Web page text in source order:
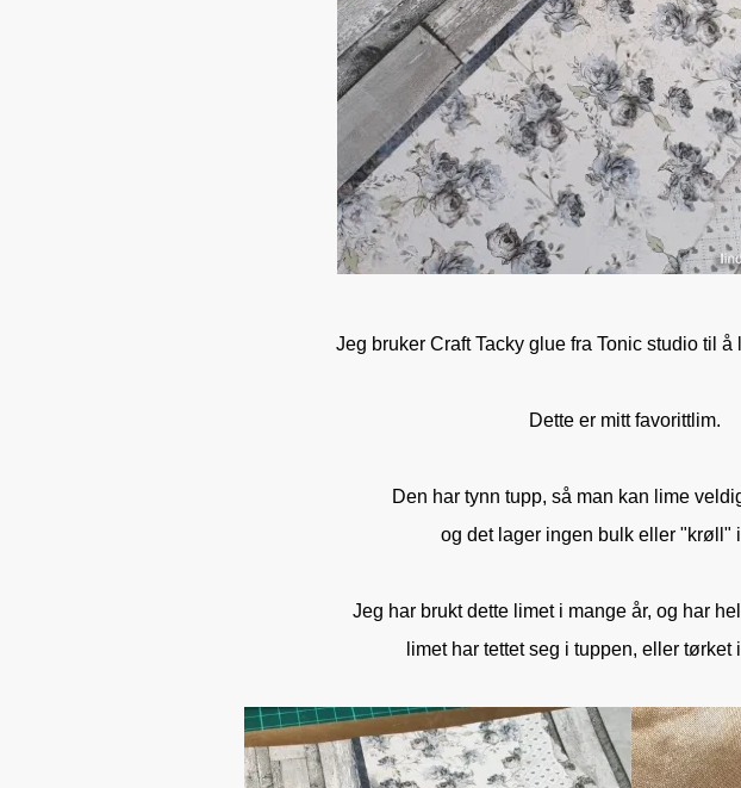
Jeg bruker Craft Tacky glue fra Tonic studio til
Dette er mitt favorittlim.
Den har tynn tupp, så man kan lime
og det lager ingen bulk eller "krøll"
Jeg har brukt dette limet i mange år, og har
limet har tettet seg i tuppen, eller tørket